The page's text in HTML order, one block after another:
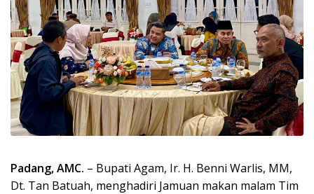
Padang, AMC. – Bupati Agam, Ir. H. Benni Warlis, MM,
Dt. Tan Batuah, menghadiri Jamuan makan malam Tim